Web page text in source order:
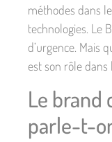
méthodes dans
technologies. Le
d’urgence. Mais
est son rôle
Le brand
parle-t-